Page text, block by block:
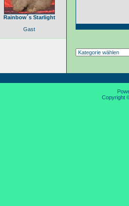
Rainbow´s Starlight
Gast
Copyright